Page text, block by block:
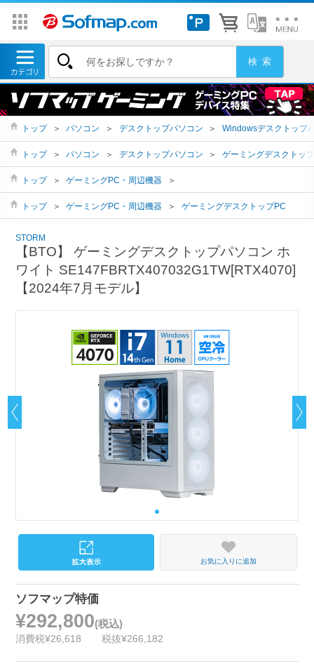
トップ ＞ パソコン ＞ デスクトップパソコン ＞ Windowsデスクトップ
トップ ＞ パソコン ＞ デスクトップパソコン ＞ ゲーミングデスクトッ
トップ ＞ ゲーミングPC・周辺機器 ＞
トップ ＞ ゲーミングPC・周辺機器 ＞ ゲーミングデスクトップPC
STORM
【BTO】 ゲーミングデスクトップパソコン ホ
ワイト SE147FBRTX407032G1TW[RTX4070]
【2024年7月モデル】
お気に入りに追加
ソフマップ特価
¥292,800(税込)
消費税¥26,618 税抜¥266,182